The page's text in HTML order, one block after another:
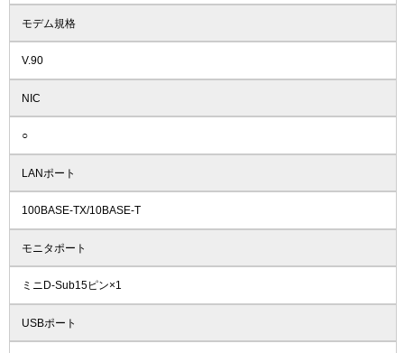
モデム規格
V.90
NIC
○
LANポート
100BASE-TX/10BASE-T
モニタポート
ミニD-Sub15ピン×1
USBポート